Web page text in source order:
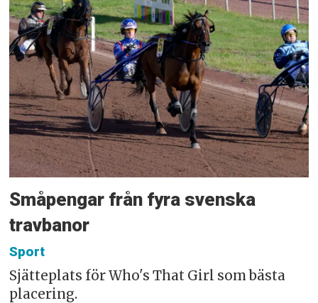
Småpengar från fyra svenska
travbanor
Sport
Sjätteplats för Who's That Girl som bästa
placering.